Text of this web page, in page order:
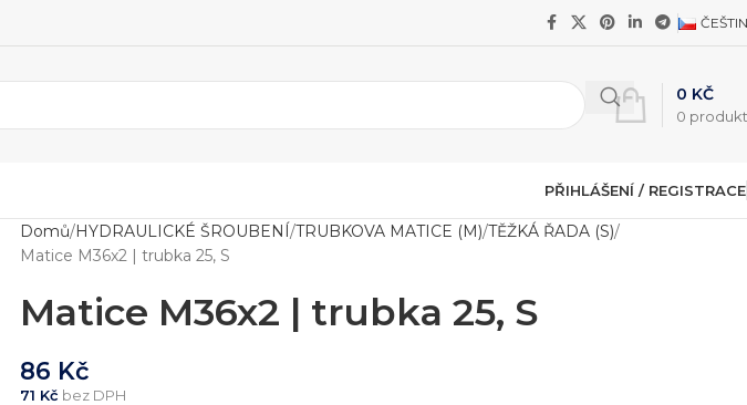
0
0 KČ
PŘIHLÁŠENÍ / REGISTRACE
Domů HYDRAULICKÉ ŠROUBENÍ TRUBKOVA MATICE (M) TĚŽKÁ ŘADA (S)
Matice M36x2 | trubka 25, S
Matice M36x2 | trubka 25, S
86 Kč
71 Kč bez DPH